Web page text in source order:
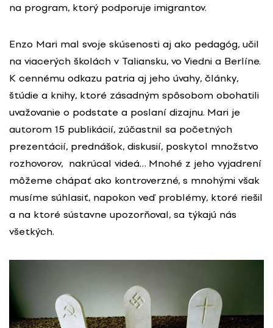
na program, ktorý podporuje imigrantov.
Enzo Mari mal svoje skúsenosti aj ako pedagóg, učil
na viacerých školách v Taliansku, vo Viedni a Berlíne.
K cennému odkazu patria aj jeho úvahy, články,
štúdie a knihy, ktoré zásadným spôsobom obohatili
uvažovanie o podstate a poslaní dizajnu. Mari je
autorom 15 publikácií, zúčastnil sa početných
prezentácií, prednášok, diskusií, poskytol množstvo
rozhovorov, nakrúcal videá… Mnohé z jeho vyjadrení
môžeme chápať ako kontroverzné, s mnohými však
musíme súhlasiť, napokon veď problémy, ktoré riešil
a na ktoré sústavne upozorňoval, sa týkajú nás
všetkých.